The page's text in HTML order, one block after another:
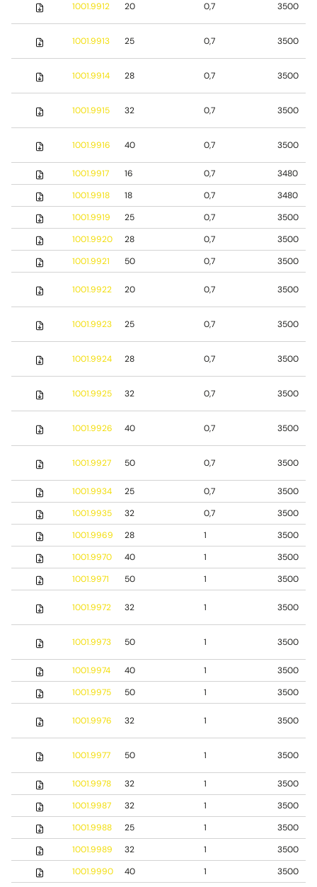
1001.9912 20 0,7 3500
1001.9913 25 0,7 3500
1001.9914 28 0,7 3500
1001.9915 32 0,7 3500
1001.9916 40 0,7 3500
1001.9917 16 0,7
3480
1001.9918
18 0,7
3480
1001.9919
25 0,7
3500
1001.9920
28 0,7
3500
1001.9921
50 0,7 3500
1001.9922 20 0,7 3500
1001.9923 25 0,7 3500
1001.9924 28 0,7 3500
1001.9925 32 0,7 3500
1001.9926 40 0,7 3500
1001.9927 50 0,7 3500
1001.9934 25 0,7
3500
1001.9935
32 0,7
3500
1001.9969
28 1
3500
1001.9970
40 1
3500
1001.9971
50 1 3500
1001.9972 32 1 3500
1001.9973 50 1 3500
1001.9974 40 1
3500
1001.9975
50 1 3500
1001.9976 32 1 3500
1001.9977 50 1 3500
1001.9978 32 1
3500
1001.9987
32 1
3500
1001.9988
25 1
3500
1001.9989
32 1
3500
1001.9990
40 1
3500